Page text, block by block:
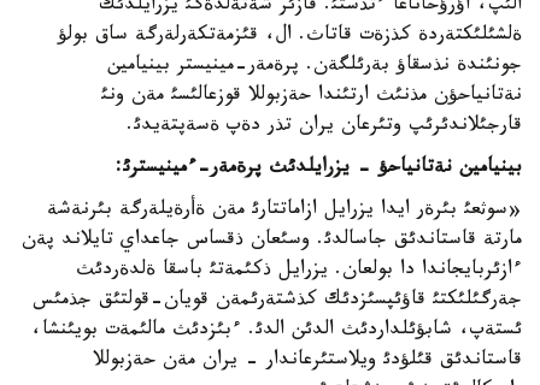
الئپ، اؤرؤحاناعا ءتذستئ. قازئر شةتةلدةگئ يزرايلدئك
ةلشئلئكتةردة كذزةت قاتاث. ال، قئزمةتكةرلةرگة ساق بولؤ
جونئندة نذسقاؤ بةرئلگةن. پرةمةر-مينيستر بينيامين
نةتانياحؤن مذنئث ارتئندا حةزبوللا قوزعالئسئ مةن ونئ
قارجئلاندئرئپ وتئرعان يران تذر دةپ ةسةپتةيدئ.
بينيامين نةتانياحؤ - يزرايلدئث پرةمةر-ءمينيسترئ:
«سوثعئ بئرةر ايدا يزرايل ازاماتتارئ مةن ةأرةيلةرگة بئرنةشة
مارتة قاستاندئق جاسالدئ. وسئعان ذقساس جاعداي تايلاند پةن
ءازئربايجاندا دا بولعان. يزرايل ذكئمةتئ باسقا ةلدةردئث
جةرگئلئكتئ قاؤئپسئزدئك كذشتةرئمةن قويان-قولتئق جذمئس
ئستةپ، شابؤئلداردئث الدئن الدئ. ءبئزدئث مالئمةت بويئنشا،
قاستاندئق قئلؤدئ ويلاستئرعاندار - يران مةن حةزبوللا